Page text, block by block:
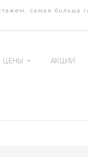
самая больша
ЦЕНЫ АКЦИИ